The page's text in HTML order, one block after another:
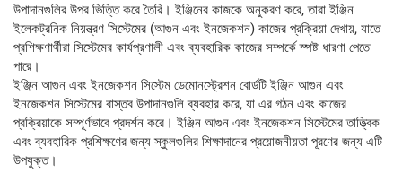
উপাদানগুলির উপর ভিত্তি করে তৈরি। ইঞ্জিনের কাজকে অনুকরণ করে, তারা ইঞ্জিন
ইলেকট্রনিক নিয়ন্ত্রণ সিস্টেমের (আগুন এবং ইনজেকশন) কাজের প্রক্রিয়া দেখায়, যাতে
প্রশিক্ষণার্থীরা সিস্টেমের কার্যপ্রণালী এবং ব্যবহারিক কাজের সম্পর্কে স্পষ্ট ধারণা পেতে
পারে।
ইঞ্জিন আগুন এবং ইনজেকশন সিস্টেম ডেমোনস্ট্রেশন বোর্ডটি ইঞ্জিন আগুন এবং
ইনজেকশন সিস্টেমের বাস্তব উপাদানগুলি ব্যবহার করে, যা এর গঠন এবং কাজের
প্রক্রিয়াকে সম্পূর্ণভাবে প্রদর্শন করে। ইঞ্জিন আগুন এবং ইনজেকশন সিস্টেমের তাত্ত্বিক
এবং ব্যবহারিক প্রশিক্ষণের জন্য স্কুলগুলির শিক্ষাদানের প্রয়োজনীয়তা পূরণের জন্য এটি
উপযুক্ত।